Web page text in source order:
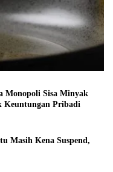
Monopoli Sisa Minyak
Keuntungan Pribadi
Masih Kena Suspend,